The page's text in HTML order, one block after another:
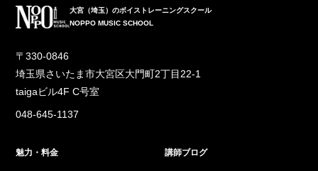
大宮（埼玉）のボイストレーニングスクール
NOPPO MUSIC SCHOOL
〒330-0846
埼玉県さいたま市大宮区大門町2丁目22-1
taigaビル4F C号室
048-645-1137
魅力・料金 講師ブログ